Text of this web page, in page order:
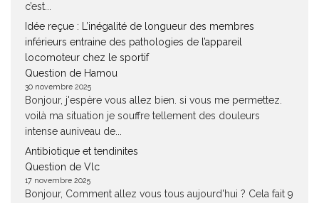
c’est...
Idée reçue : L’inégalité de longueur des membres
inférieurs entraine des pathologies de l’appareil
locomoteur chez le sportif
Question de Hamou
30 novembre 2025
Bonjour, j'espère vous allez bien. si vous me permettez.
voilà ma situation je souffre tellement des douleurs
intense auniveau de...
Antibiotique et tendinites
Question de Vlc
17 novembre 2025
Bonjour, Comment allez vous tous aujourd'hui ? Cela fait 9